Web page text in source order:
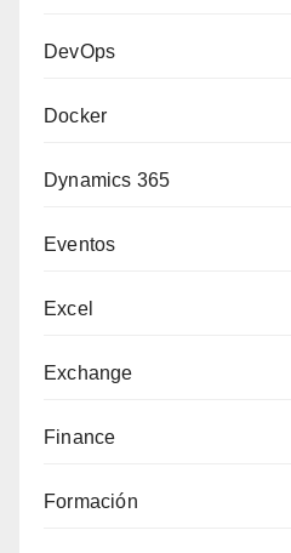
DevOps
Docker
Dynamics 365
Eventos
Excel
Exchange
Finance
Formación